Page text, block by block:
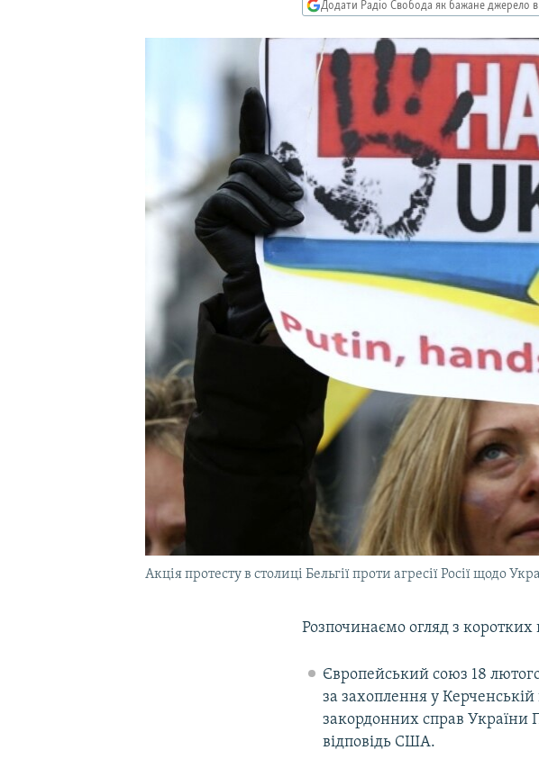
Додати Радіо Свобода як бажане джерело
Акція протесту в столиці Бельгії проти агресії Росії щодо
Розпочинаємо огляд з коротких
Європейський союз 18
за захоплення у
закордонних справ України
відповідь США.